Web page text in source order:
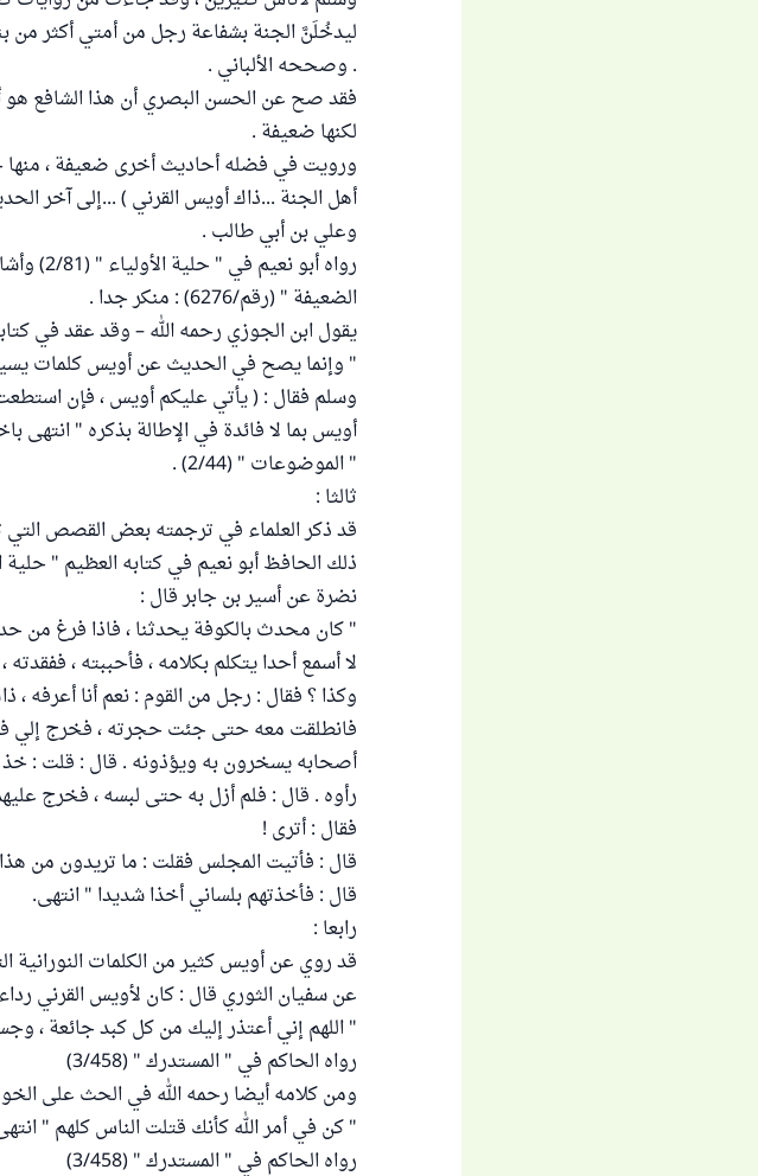
. وصححه الألباني .
فقد صح عن الحسن البصري أن هذا الشافع
لكنها ضعيفة .
ورويت في فضله أحاديث أخرى ضعيفة ،
أهل الجنة ...ذاك أويس القرني ) ...إلى آخر
وعلي بن أبي طالب .
رواه
الضعيفة " (رقم/6276) : منكر جدا .
يقول ابن الجوزي رحمه الله – وقد عقد في
" وإنما يصح في الحديث عن أويس كلمات
وسلم فقال : ( يأتي عليكم أويس ، فإن
أويس بما لا فائدة في الإطالة بذكره " انتهى
" الموضوعات " (2/44) .
ثالثا :
قد ذكر العلماء في ترجمته بعض القصص
نضرة عن أسير بن جابر قال :
" كان محدث بالكوفة يحدثنا ، فاذا فرغ من
لا أسمع أحدا يتكلم بكلامه ، فأحببته ،
وكذا ؟ فقال : رجل من القوم : نعم أنا أعرفه
فانطلقت معه حتى جئت حجرته ، فخرج إلي
أصحابه يسخرون به ويؤذونه . قال : قلت : خذ
رأوه . قال : فلم أزل به حتى لبسه ، فخرج
فقال : أترى !
قال : فأتيت المجلس فقلت : ما تريدون من
قال : فأخذتهم بلساني أخذا شديدا " انتهى.
رابعا :
قد روي عن أويس كثير من الكلمات النورانية
عن سفيان الثوري قال : كان لأويس القرني
" اللهم إني أعتذر إليك من كل كبد جائعة ،
رواه الحاكم في " المستدرك " (3/458)
ومن كلامه أيضا رحمه الله في الحث على
" كن في أمر الله كأنك قتلت الناس كلهم "
رواه الحاكم في " المستدرك " (3/458)